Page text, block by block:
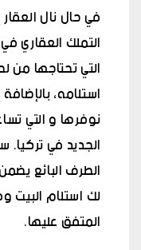
في حال نال
التملك العقاري
التي تحتاجها من
استلامه،
نوفرها و التي
الجديد في
الطرف البائع
لك استلام
المتفق عليها.